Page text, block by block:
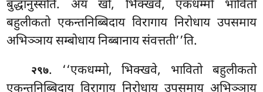
बुद्धानुस्सति. अयं खो, भिक्खवे, एकधम्मो भावितो
बहुलीकतो एकन्तनिब्बिदाय विरागाय निरोधाय उपसमाय
अभिञ्ञाय सम्बोधायनिब्बानाय संवत्तती’’ति.
२९७. ‘‘एकधम्मो, भिक्खवे, भावितो बहुलीकतो